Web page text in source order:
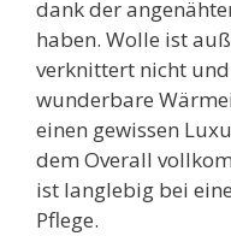
dank der
haben. Wolle ist
verknittert nicht
wunderbare
einen gewissen
dem Overall
ist langlebig bei
Pflege.